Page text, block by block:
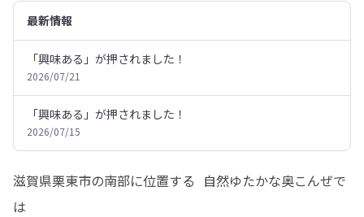
最新情報
「興味ある」が押されました！
2026/07/21
「興味ある」が押されました！
2026/07/15
滋賀県栗東市の南部に位置する  自然ゆたかな奥こんぜで
は